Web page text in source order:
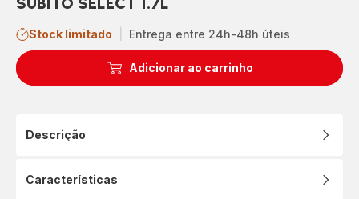
Stock limitado Entrega entre 24h-48h úteis
Adicionar ao carrinho
Descrição
Características